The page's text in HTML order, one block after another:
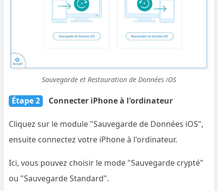
Sauvegarde et Restauration de Données iOS
Étape 2 Connecter iPhone à l'ordinateur
Cliquez sur le module "Sauvegarde de Données iOS",
ensuite connectez votre iPhone à l'ordinateur.
Ici, vous pouvez choisir le mode "Sauvegarde crypté"
ou "Sauvegarde Standard".